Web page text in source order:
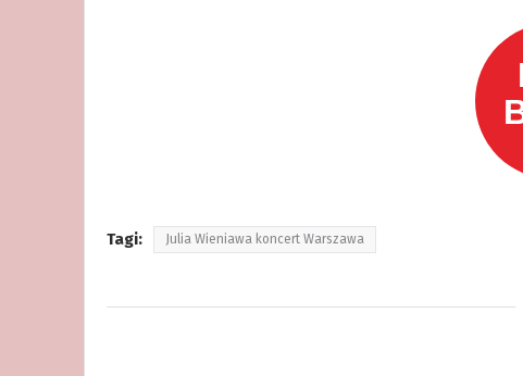
Tagi: Julia Wieniawa koncert Warszawa